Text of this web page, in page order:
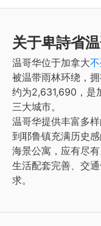
关于卑詩省
温哥华位于加拿大
被温带雨林环绕，
约为2,631,690，是
三大城市。
温哥华提供丰富多
到耶鲁镇充满历史
海景公寓，应有尽
生活配套完善、交
求。